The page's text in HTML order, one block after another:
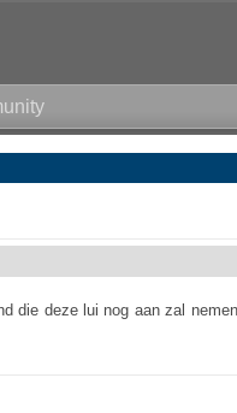
die deze lui nog aan zal